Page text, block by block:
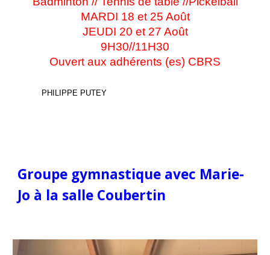
MARDI 18 et 25 Août
JEUDI 20 et 27 Août
9H30//11H30
Ouvert aux adhérents (es) CBRS
PHILIPPE PUTEY
Groupe gymnastique avec Marie-
Jo à la salle Coubertin